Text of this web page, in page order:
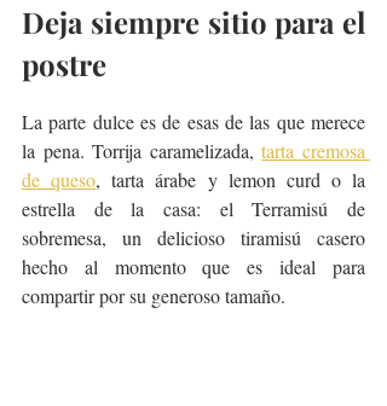
Deja siempre sitio para el
postre
La parte dulce es de esas de las que merece
la pena. Torrija caramelizada, tarta cremosa
de queso, tarta árabe y lemon curd o la
estrella de la casa: el Terramisú de
sobremesa, un delicioso tiramisú casero
hecho al momento que es ideal para
compartir por su generoso tamaño.